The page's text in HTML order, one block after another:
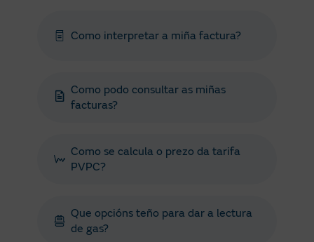
Como interpretar a miña factura?
Como podo consultar as miñas
facturas?
Como se calcula o prezo da tarifa
PVPC?
Que opcións teño para dar a lectura
de gas?